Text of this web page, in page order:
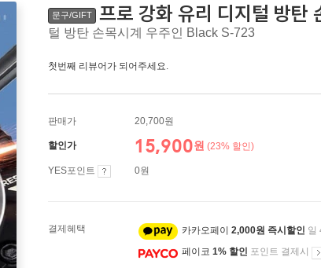
문구/GIFT 프로 강화 유리 디지털 방
털 방탄 손목시계 우주인 Black S-723
첫번째 리뷰어가 되어주세요.
판매가 20,700원
할인가 15,900원 (23% 할인)
YES포인트 0원
결제혜택 카카오페이 2,000원 즉시할인 일
페이코 1% 할인 포인트 결제시